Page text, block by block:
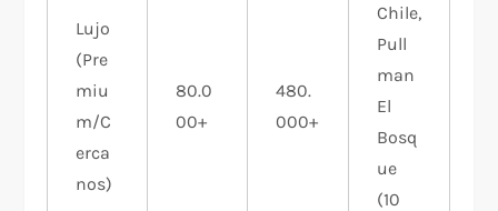
Lujo
(Pre
miu
m/C
erca
nos)
80.0
00+
480.
000+
Chile,
Pull
man
El
Bosq
ue
(10